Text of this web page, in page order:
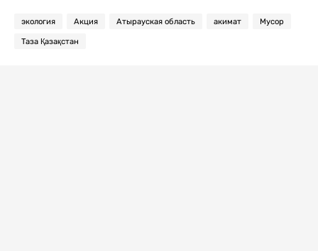
экология Акция Атырауская область акимат Мусор
Таза Қазақстан